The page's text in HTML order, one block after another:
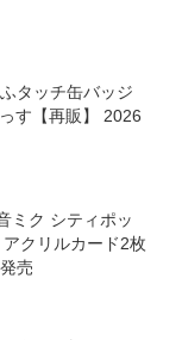
タッチ缶バッジ
す【再販】 2026
ミク シティポッ
クリルカード2枚
売